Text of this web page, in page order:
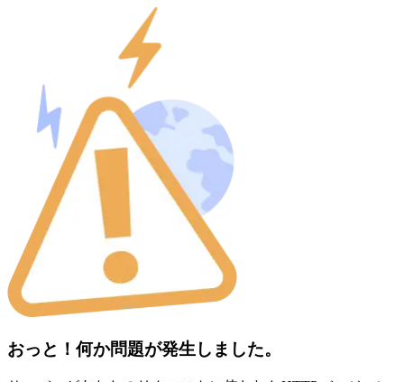
おっと！何か問題が発生しました。